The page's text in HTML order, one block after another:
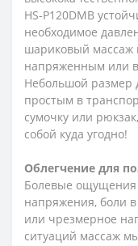
HS-P120DMB
необходимое
шариковый массаж
напряженным или
Небольшой размер
простым в
сумочку или
собой куда угодно!
Облегчение для
Болевые
напряжения, боли
или чрезмерное
ситуаций массаж